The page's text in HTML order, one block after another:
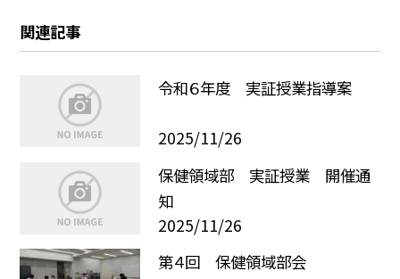
関連記事
令和６年度 実証授業指導案
2025/11/26
保健領域部 実証授業 開催通
知
2025/11/26
第４回 保健領域部会